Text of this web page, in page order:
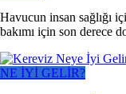
Havucun insan sağlığı
bakımı için son derece
NE İYİ GELİR?